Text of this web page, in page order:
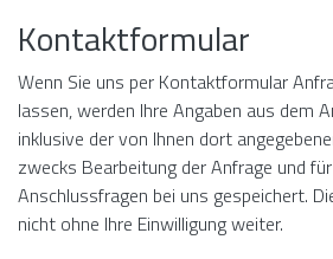
Kontaktformular
Wenn Sie uns per Kontaktformular
lassen, werden Ihre Angaben aus dem
inklusive der von Ihnen dort
zwecks Bearbeitung der Anfrage und
Anschlussfragen bei uns gespeichert.
nicht ohne Ihre Einwilligung weiter.